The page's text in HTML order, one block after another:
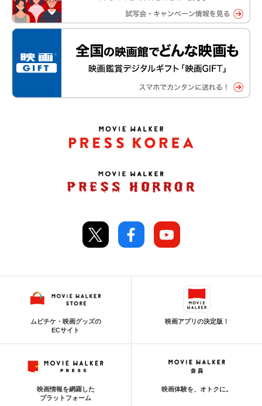
ムビチケ・映画グッズの
ECサイト
映画アプリの決定版！
映画情報を網羅した
プラットフォーム
映画体験を、オトクに。